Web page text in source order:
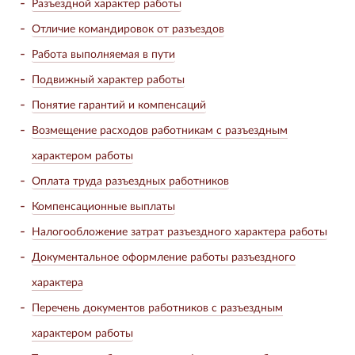
Разъездной характер работы
Отличие командировок от разъездов
Работа выполняемая в пути
Подвижный характер работы
Понятие гарантий и компенсаций
Возмещение расходов работникам с разъездным
характером работы
Оплата труда разъездных работников
Компенсационные выплаты
Налогообложение затрат разъездного характера работы
Документальное оформление работы разъездного
характера
Перечень документов работников с разъездным
характером работы